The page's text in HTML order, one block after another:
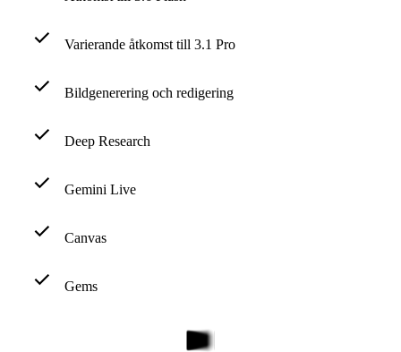
Varierande åtkomst till 3.1 Pro
Bildgenerering och redigering
Deep Research
Gemini Live
Canvas
Gems